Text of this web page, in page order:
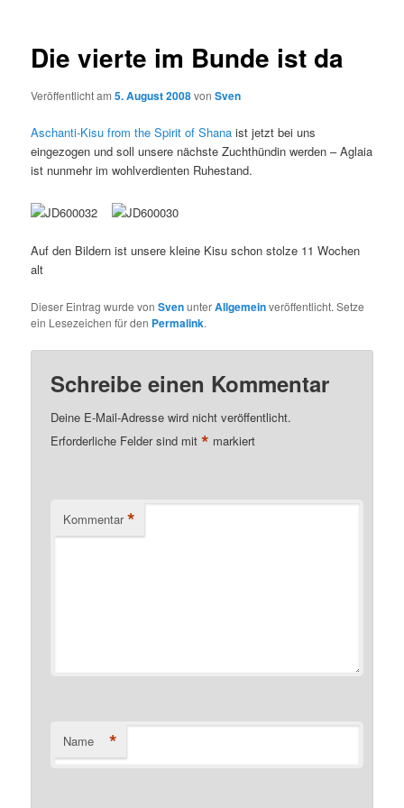
Die vierte im Bunde ist da
Veröffentlicht am5. August 2008vonSven
Aschanti-Kisu from the Spirit of Shana ist jetzt bei uns
eingezogen und soll unsere nächste Zuchthündin werden – Aglaia
ist nunmehr im wohlverdienten Ruhestand.
Auf den Bildern ist unsere kleine Kisu schon stolze 11 Wochen
alt
Dieser Eintrag wurde vonSvenunterAllgemeinveröffentlicht. Setze
ein Lesezeichen für den Permalink.
Schreibe einen Kommentar
Deine E-Mail-Adresse wird nicht veröffentlicht.
Erforderliche Felder sind mit* markiert
Kommentar *
Name *